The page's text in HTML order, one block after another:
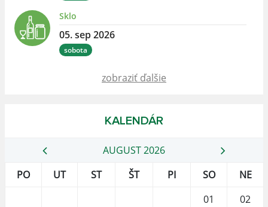
Sklo
05. sep 2026
sobota
zobraziť ďalšie
KALENDÁR
AUGUST 2026
PO
UT ST ŠT PI SO
NE
01
02